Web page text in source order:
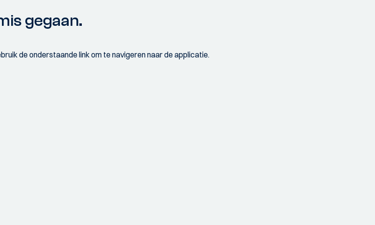
gegaan.
de onderstaande link om te navigeren naar de applicatie.